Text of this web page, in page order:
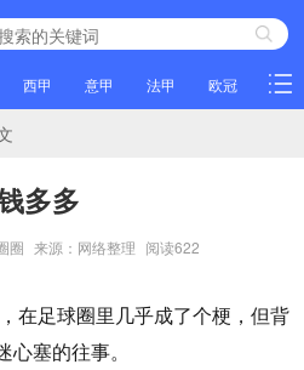
西甲 意甲 法甲 欧冠 NBA
多多
圈 来源：网络整理 阅读622
在足球圈里几乎成了个梗，但背
塞的往事。